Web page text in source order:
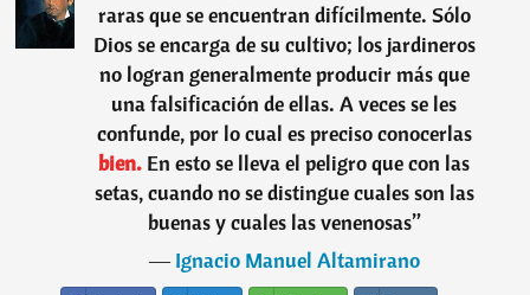
raras que se encuentran difícilmente. Sólo
Dios se encarga de su cultivo; los jardineros
no logran generalmente producir más que
una falsificación de ellas. A veces se les
confunde, por lo cual es preciso conocerlas
bien. En esto se lleva el peligro que con las
setas, cuando no se distingue cuales son las
buenas y cuales las venenosas”
―Ignacio Manuel Altamirano